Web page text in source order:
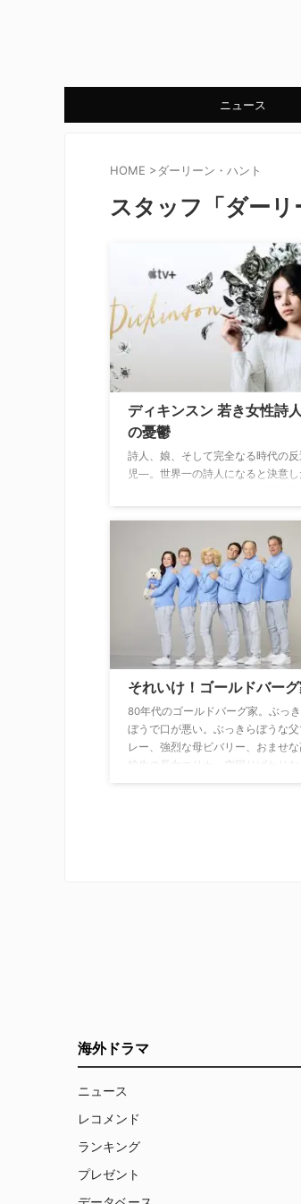
ニュース
HOME >ダーリーン・ハント
スタッフ「ダー
ディキンスン 若き女性詩人
の憂鬱
詩人、娘、そして完全なる時代の反
児―。世界一の詩人になると決意し
それいけ！ゴールドバー
80年代のゴールドバーグ家。ぶっ
ぼうで口が悪い。ぶっきらぼうな父
レー、強烈な母ビバリー、おませ
校生の長女エリカ、空回りばかりな
海外ドラマ
ニュース
レコメンド
ランキング
プレゼント